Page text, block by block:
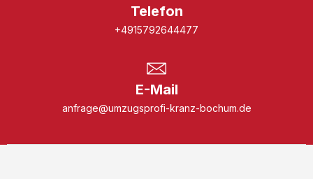
Telefon
+4915792644477
E-Mail
anfrage@umzugsprofi-kranz-bochum.de